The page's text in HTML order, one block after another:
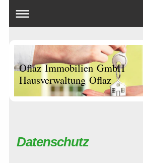
Oflaz Immobilien GmbH
Hausverwaltung Oflaz
Datenschutz